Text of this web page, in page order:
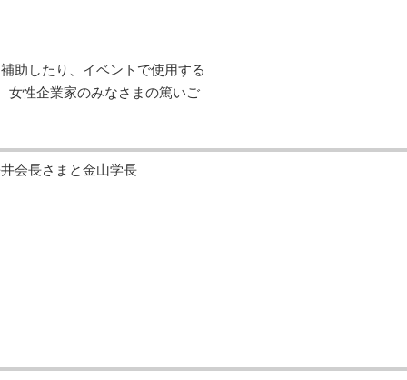
助したり、イベントで使用する
女性企業家のみなさまの篤いご
会長さまと金山学長